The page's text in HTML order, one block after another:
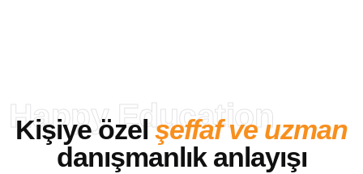
Happy Education
Kişiye özelşeffaf ve uzman
danışmanlık anlayışı